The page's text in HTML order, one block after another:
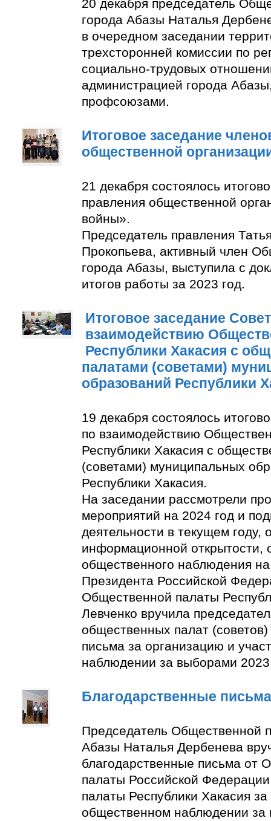
20 декабря председатель
города Абазы Наталья
в очередном заседании
трехсторонней комиссии по
социально-трудовых
администрацией города
профсоюзами.
Итоговое заседание
общественной
21 декабря состоялось
правления общественной
войны».
Председатель правления
Прокопьева, активный член
города Абазы, выступила с
итогов работы за 2023 год.
Итоговое заседание
взаимодействию
Республики Хакасия с
палатами (советами)
образований Республики
19 декабря состоялось
по взаимодействию
Республики Хакасия с
(советами) муниципальных
Республики Хакасия.
На заседании рассмотрели
мероприятий на 2024 год и
деятельности в текущем году,
информационной открытости,
общественного наблюдения
Президента Российской
Общественной палаты
Левченко вручила
общественных палат
письма за организацию и
наблюдении за выборами 2023
Благодарственные письма
Председатель Общественной
Абазы Наталья Дербенева
благодарственные письма от
палаты Российской
палаты Республики Хакасия за
общественном наблюдении за